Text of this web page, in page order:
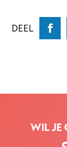
DEEL
WIL JE